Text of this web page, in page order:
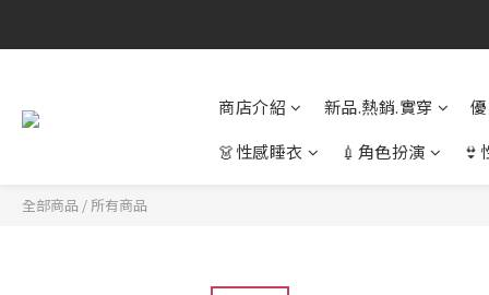
商店介紹 新品.熱銷.實穿
👗性感睡衣
💉角色扮演 👙
全部商品 / 所有商品